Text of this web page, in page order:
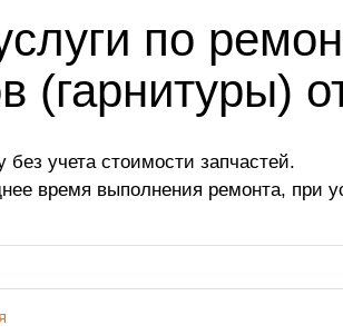
по
(гарнитуры)
учета стоимости запчастей.
время выполнения ремонта,